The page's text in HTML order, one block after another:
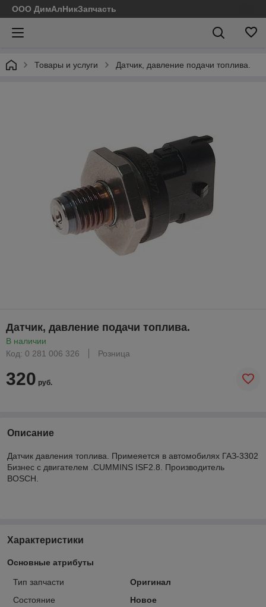
ООО ДимАлНикЗапчасть
Товары и услуги Датчик, давление подачи топлива.
Датчик, давление подачи топлива.
В наличии
Код: 0 281 006 326
Розница
320 руб.
Описание
Датчик давления топлива. Примеяется в автомобилях ГАЗ-3302
Бизнес с двигателем .CUMMINS ISF2.8. Производитель
BOSCH.
Характеристики
Основные атрибуты
Тип запчасти
Оригинал
Состояние
Новое